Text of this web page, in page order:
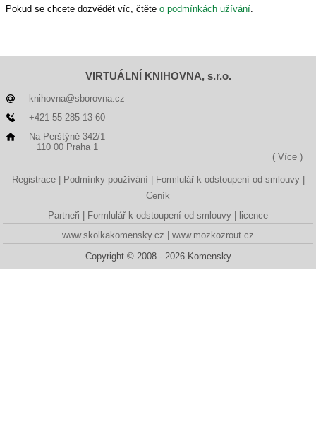
Pokud se chcete dozvědět víc, čtěte o podmínkách užívání.
VIRTUÁLNÍ KNIHOVNA, s.r.o.
knihovna@sborovna.cz
+421 55 285 13 60
Na Perštýně 342/1
110 00 Praha 1
( Více )
Registrace Podmínky používání
Formlulář k odstoupení od smlouvy
Ceník
Partneři
Formlulář k odstoupení od smlouvy
licence
www.skolkakomensky.cz
www.mozkozrout.cz
Copyright © 2008 - 2026 Komensky